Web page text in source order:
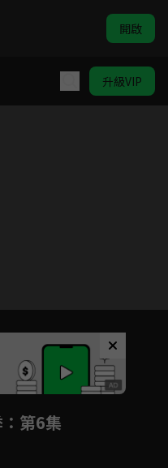
開啟
升級VIP
：第6集